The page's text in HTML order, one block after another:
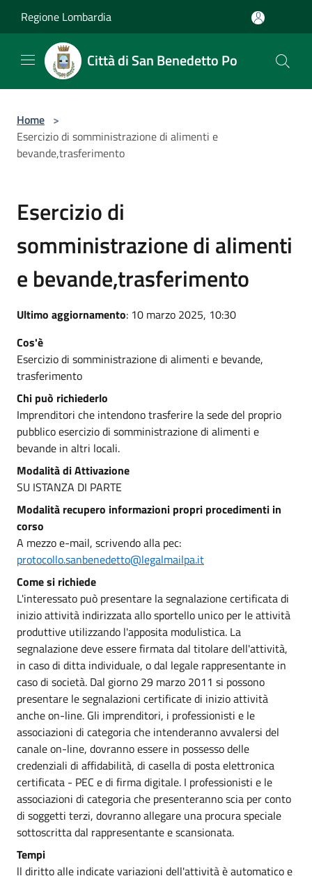
Regione Lombardia
Città di San Benedetto Po
Home >
Esercizio di somministrazione di alimenti e
bevande,trasferimento
Esercizio di
somministrazione di alimenti
e bevande,trasferimento
Ultimo aggiornamento: 10 marzo 2025, 10:30
Cos'è
Esercizio di somministrazione di alimenti e bevande,
trasferimento
Chi può richiederlo
Imprenditori che intendono trasferire la sede del proprio
pubblico esercizio di somministrazione di alimenti e
bevande in altri locali.
Modalità di Attivazione
SU ISTANZA DI PARTE
Modalità recupero informazioni propri procedimenti in
corso
A mezzo e-mail, scrivendo alla pec:
protocollo.sanbenedetto@legalmailpa.it
Come si richiede
L'interessato può presentare la segnalazione certificata di
inizio attività indirizzata allo sportello unico per le attività
produttive utilizzando l'apposita modulistica. La
segnalazione deve essere firmata dal titolare dell'attività,
in caso di ditta individuale, o dal legale rappresentante in
caso di società. Dal giorno 29 marzo 2011 si possono
presentare le segnalazioni certificate di inizio attività
anche on-line. Gli imprenditori, i professionisti e le
associazioni di categoria che intenderanno avvalersi del
canale on-line, dovranno essere in possesso delle
credenziali di affidabilità, di casella di posta elettronica
certificata - PEC e di firma digitale. I professionisti e le
associazioni di categoria che presenteranno scia per conto
di soggetti terzi, dovranno allegare una procura speciale
sottoscritta dal rappresentante e scansionata.
Tempi
ll diritto alle indicate variazioni dell'attività è automatico e